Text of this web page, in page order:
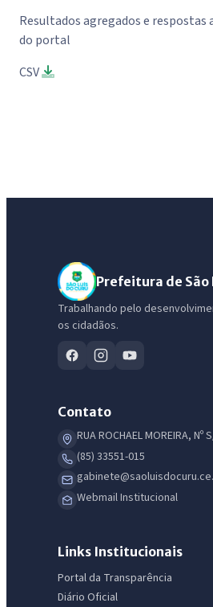
Resultados agregados e respostas
do portal
CSV
Prefeitura de São
Trabalhando pelo
os cidadãos.
Contato
RUA ROCHAEL MOREIRA, Nº
(85) 33551-015
Webmail Institucional
Links Institucionais
Portal da Transparência
Diário Oficial